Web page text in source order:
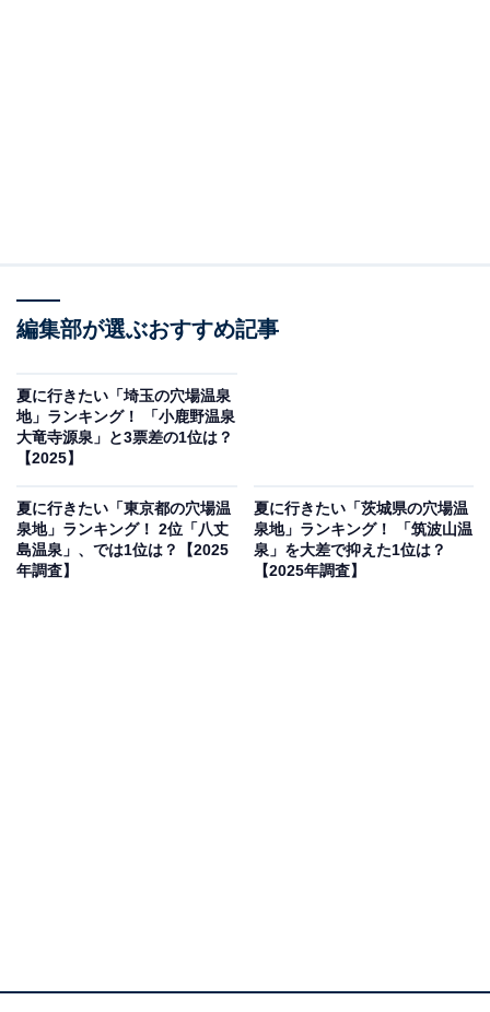
気軽に非日常を味わえる穴場的存在です。
し、良質の温泉はもちろん、マリンレジャーをお目当て
に利用する客も多く、夏に行きたい穴場の温泉地だと思
うからです」(60代男性／愛知県)、「海の景色を眺めな
がら、穏やかな雰囲気の中で温泉と新鮮な海の幸を楽し
みたいから」(20代女性／埼玉県)、「南房総の穏やかな
環境でリラックスし、温泉で更にリラックスしたいと思
編集部が選ぶおすすめ記事
夏に行きたい「埼玉の穴場温泉
地」ランキング！ 「小鹿野温泉
大竜寺源泉」と3票差の1位は？
【2025】
夏に行きたい「東京都の穴場温
泉地」ランキング！ 2位「八丈
島温泉」、では1位は？【2025
年調査】
夏に行きたい「茨城県の穴場温
泉地」ランキング！ 「筑波山温
泉」を大差で抑えた1位は？
【2025年調査】